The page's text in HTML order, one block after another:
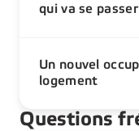
qui va se passer
Un nouvel
logement
Questions